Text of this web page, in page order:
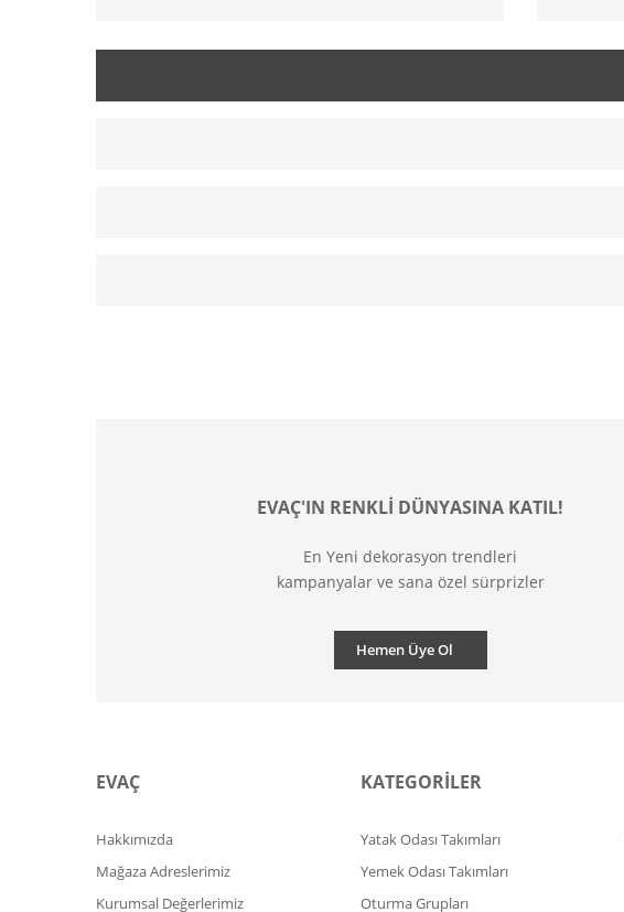
EVAÇ'IN RENKLİ DÜNYASINA KATIL!
En Yeni dekorasyon trendleri
kampanyalar ve sana özel sürprizler
Hemen Üye Ol
EVAÇ
Hakkımızda
Mağaza Adreslerimiz
Kurumsal Değerlerimiz
KATEGORİLER
Yatak Odası Takımları
Yemek Odası Takımları
Oturma Grupları